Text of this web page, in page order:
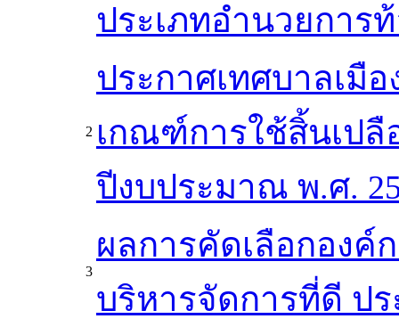
ประเภทอำนวยการ
2
ประกาศเทศบาลเมื
เกณฑ์การใช้สิ้นเปลื
ปีงบประมาณ พ.ศ.
3
ผลการคัดเลือกองค์
บริหารจัดการที่ดี ป